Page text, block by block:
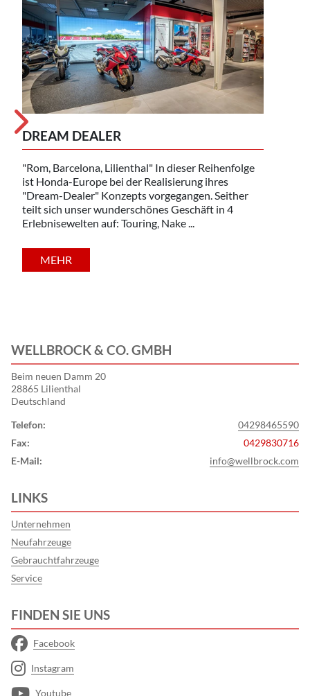
DREAM DEALER
"Rom, Barcelona, Lilienthal" In dieser Reihenfolge
ist Honda-Europe bei der Realisierung ihres
"Dream-Dealer" Konzepts vorgegangen. Seither
teilt sich unser wunderschönes Geschäft in 4
Erlebnisewelten auf: Touring, Nake ...
MEHR
WELLBROCK & CO. GMBH
Beim neuen Damm 20
28865 Lilienthal
Deutschland
Telefon:
04298465590
Fax:
0429830716
E-Mail:
info@wellbrock.com
LINKS
Unternehmen
Neufahrzeuge
Gebrauchtfahrzeuge
Service
FINDEN SIE UNS
Facebook
Instagram
Youtube